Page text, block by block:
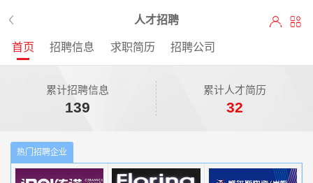
人才招聘
首页 招聘信息 求职简历 招聘公司
累计招聘信息
139
累计人才简历
32